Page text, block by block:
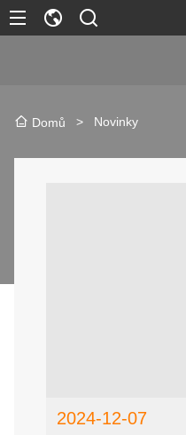
Domů > Novinky
2024-12-07